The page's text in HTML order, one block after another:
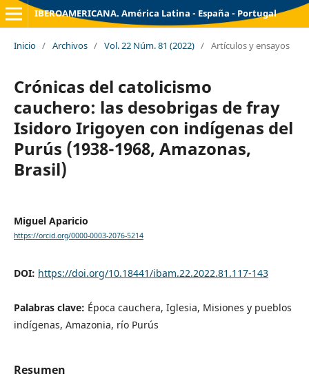
IBEROAMERICANA. América Latina - España - Portugal
Inicio / Archivos / Vol. 22 Núm. 81 (2022) / Artículos y ensayos
Crónicas del catolicismo
cauchero: las desobrigas de fray
Isidoro Irigoyen con indígenas del
Purús (1938-1968, Amazonas,
Brasil)
Miguel Aparicio
https://orcid.org/0000-0003-2076-5214
DOI: https://doi.org/10.18441/ibam.22.2022.81.117-143
Palabras clave: Época cauchera, Iglesia, Misiones y pueblos
indígenas, Amazonia, río Purús
Resumen